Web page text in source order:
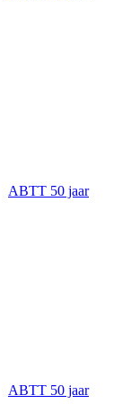
ABTT 50 jaar
ABTT 50 jaar